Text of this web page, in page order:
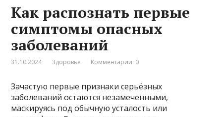
Как распознать первые
симптомы опасных
заболеваний
31.10.2024 Здоровье Комментарии: 0
Зачастую первые признаки серьёзных
заболеваний остаются незамеченными,
маскируясь под обычную усталость или